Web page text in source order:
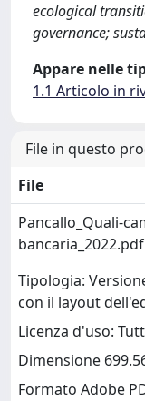
ecological
governance;
Appare nelle
1.1 Articolo in
File in questo
File
Pancallo_Quali-
bancaria_2022.pdf
Tipologia:
con il layout
Licenza d'uso:
Dimensione
Formato Adobe